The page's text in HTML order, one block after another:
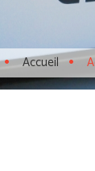
Accueil